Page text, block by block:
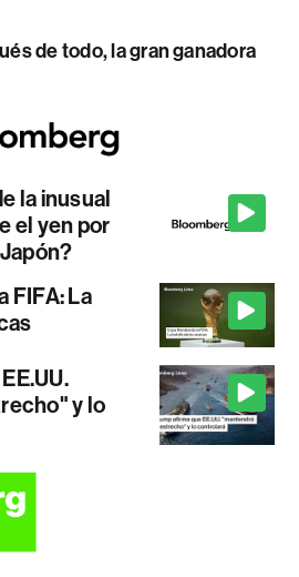
de todo, la gran ganadora
la inusual
el yen por
FIFA: La
y lo